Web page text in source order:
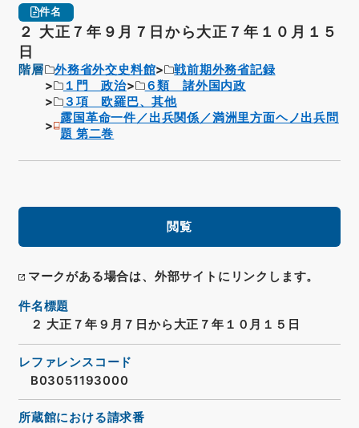
件名
２ 大正７年９月７日から大正７年１０月１５
日
階層 外務省外交史料館
戦前期外務省記録
１門 政治
６類 諸外国内政
３項 欧羅巴、其他
露国革命一件／出兵関係／満洲里方面ヘノ出兵問
題 第二巻
閲覧
マークがある場合は、外部サイトにリンクします。
件名標題
２ 大正７年９月７日から大正７年１０月１５日
レファレンスコード
B03051193000
所蔵館における請求番